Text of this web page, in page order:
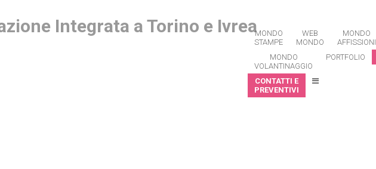
MONDO
STAMPE
WEB
MONDO
MONDO
AFFISSIONI
MONDO
VOLANTINAGGIO
PORTFOLIO
CONTATTI E
PREVENTIVI